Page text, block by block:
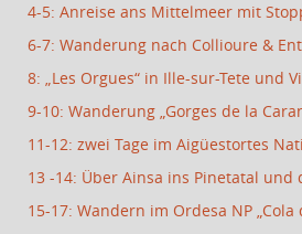
4-5: Anreise ans Mittelmeer mit
6-7: Wanderung nach Collioure &
8: „Les Orgues“ in Ille-sur-Tete und
9-10: Wanderung „Gorges de la
11-12: zwei Tage im Aigüestortes
13 -14: Über Ainsa ins Pinetatal
15-17: Wandern im Ordesa NP „Cola